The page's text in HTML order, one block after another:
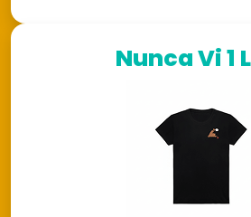
Nunca Vi 1